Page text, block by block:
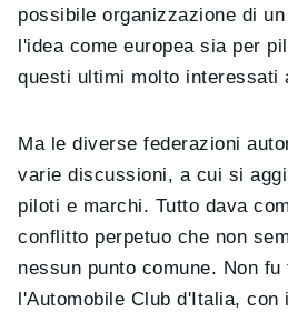
possibile organizzazione di
l'idea come europea sia per
questi ultimi molto interessati
Ma le diverse federazioni
varie discussioni, a cui si
piloti e marchi. Tutto dava
conflitto perpetuo che non
nessun punto comune. Non fu
l'Automobile Club d'Italia, con